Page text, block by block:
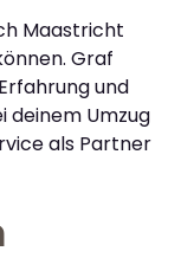
Maastricht
Graf
und
deinem Umzug
als Partner